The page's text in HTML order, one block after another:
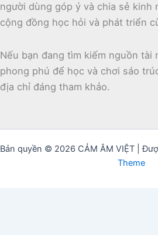
người dùng góp ý và chia sẻ kinh
cộng đồng học hỏi và phát triển
Nếu bạn đang tìm kiếm nguồn tài
phong phú để học và chơi sáo
địa chỉ đáng tham khảo.
Bản quyền © 2026 CẢM ÂM VIỆT |
Theme